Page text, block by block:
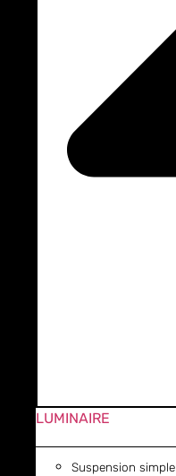
LUMINAIRE
Suspension simple